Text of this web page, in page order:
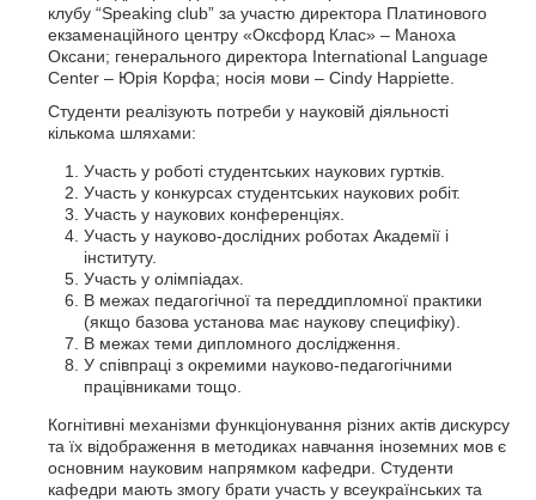
клубу “Speaking club” за участю директора Платинового
екзаменаційного центру «Оксфорд Клас» – Маноха
Оксани; генерального директора International Language
Center – Юрія Корфа; носія мови – Cindy Happiette.
Студенти реалізують потреби у науковій діяльності
кількома шляхами:
Участь у роботі студентських наукових гуртків.
Участь у конкурсах студентських наукових робіт.
Участь у наукових конференціях.
Участь у науково-дослідних роботах Академії і
інституту.
Участь у олімпіадах.
В межах педагогічної та переддипломної практики
(якщо базова установа має наукову специфіку).
В межах теми дипломного дослідження.
У співпраці з окремими науково-педагогічними
працівниками тощо.
Когнітивні механізми функціонування різних актів дискурсу
та їх відображення в методиках навчання іноземних мов є
основним науковим напрямком кафедри. Студенти
кафедри мають змогу брати участь у всеукраїнських та